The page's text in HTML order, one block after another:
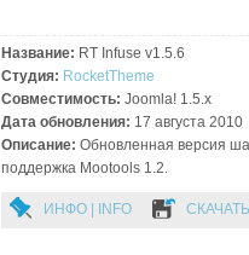
Название: RT Infuse v1.5.6
Студия: RocketTheme
Совместимость: Joomla! 1.5.x
Дата обновления: 17 августа 2010
Описание: Обновленная версия
поддержка Mootools 1.2.
ИНФО | INFO СКАЧАТЬ